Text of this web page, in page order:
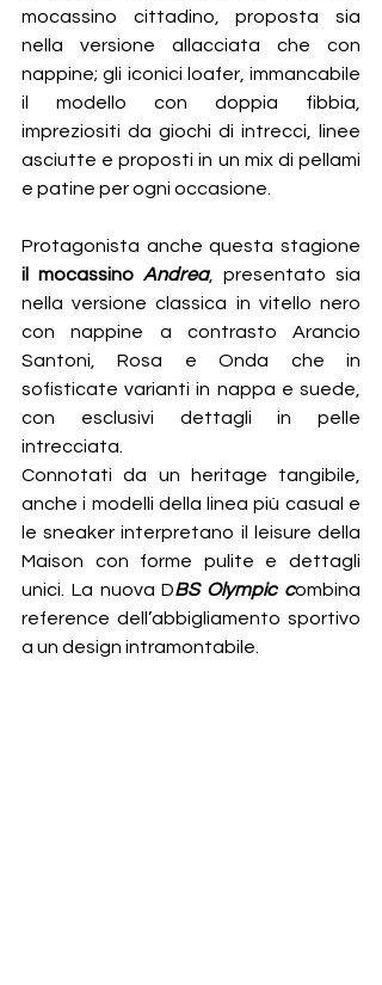
mocassino cittadino, proposta sia
nella versione allacciata che con
nappine; gli iconici loafer, immancabile
il modello con doppia fibbia,
impreziositi da giochi di intrecci, linee
asciutte e proposti in un mix di pellami
e patine per ogni occasione.
il mocassino Andrea, presentato sia
nella versione classica in vitello nero
con nappine a contrasto Arancio
Santoni, Rosa e Onda che in
sofisticate varianti in nappa e suede,
con esclusivi dettagli in pelle
intrecciata.
Connotati da un heritage tangibile,
anche i modelli della linea più casual e
le sneaker interpretano il leisure della
Maison con forme pulite e dettagli
unici. La nuova DBS Olympic combina
reference dell’abbigliamento sportivo
a un design intramontabile.